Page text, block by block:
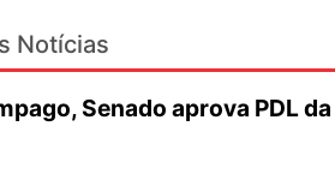
Notícias
Senado aprova PDL